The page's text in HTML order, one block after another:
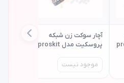
آچار سوکت زن شبکه
پروسکیت مدل proskit
موجود نیست